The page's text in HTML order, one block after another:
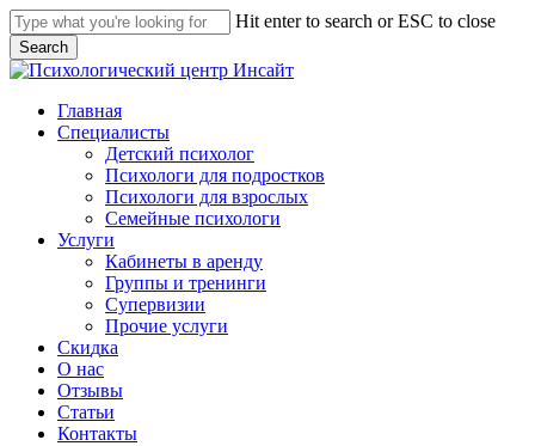
Skip
to
main
content
Hit enter to search or ESC to close
Search
Close
Menu
Главная
Специалисты
Детский психолог
Психологи для подростков
Психологи для взрослых
Семейные психологи
Услуги
Кабинеты в аренду
Группы и тренинги
Супервизии
Прочие услуги
Скидка
О нас
Отзывы
Статьи
Контакты